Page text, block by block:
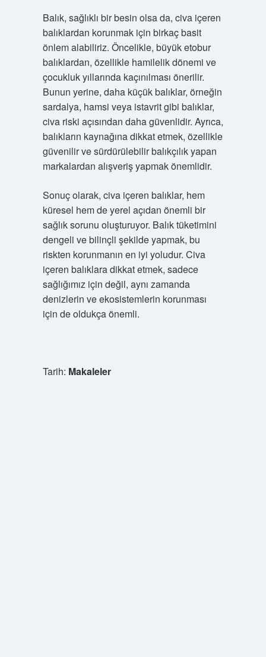
Balık, sağlıklı bir besin olsa da, civa içeren
balıklardan korunmak için birkaç basit
önlem alabiliriz. Öncelikle, büyük etobur
balıklardan, özellikle hamilelik dönemi ve
çocukluk yıllarında kaçınılması önerilir.
Bunun yerine, daha küçük balıklar, örneğin
sardalya, hamsi veya istavrit gibi balıklar,
civa riski açısından daha güvenlidir. Ayrıca,
balıkların kaynağına dikkat etmek, özellikle
güvenilir ve sürdürülebilir balıkçılık yapan
markalardan alışveriş yapmak önemlidir.
Sonuç olarak, civa içeren balıklar, hem
küresel hem de yerel açıdan önemli bir
sağlık sorunu oluşturuyor. Balık tüketimini
dengeli ve bilinçli şekilde yapmak, bu
riskten korunmanın en iyi yoludur. Civa
içeren balıklara dikkat etmek, sadece
sağlığımız için değil, aynı zamanda
denizlerin ve ekosistemlerin korunması
için de oldukça önemli.
Tarih: Makaleler